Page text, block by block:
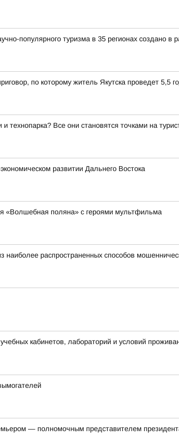
популярного туризма в 35 регионах создано в
по которому житель Якутска проведет 5,5
технопарка? Все они становятся точками на
развитии Дальнего Востока
«Волшебная поляна» с героями мультфильма
распространенных способов
кабинетов, лабораторий и условий
— полномочным представителем